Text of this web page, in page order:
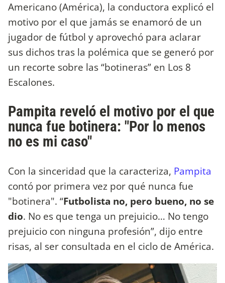
Americano (América), la conductora explicó el
motivo por el que jamás se enamoró de un
jugador de fútbol y aprovechó para aclarar
sus dichos tras la polémica que se generó por
un recorte sobre las “botineras” en Los 8
Escalones.
Pampita reveló el motivo por el que
nunca fue botinera: "Por lo menos
no es mi caso"
Con la sinceridad que la caracteriza, Pampita
contó por primera vez por qué nunca fue
"botinera". “Futbolista no, pero bueno, no se
dio. No es que tenga un prejuicio… No tengo
prejuicio con ninguna profesión”, dijo entre
risas, al ser consultada en el ciclo de América.